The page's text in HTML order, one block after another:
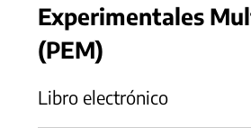
Experimentales
(PEM)
Libro electrónico